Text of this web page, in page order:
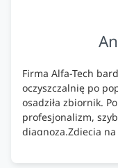
Firma Alfa-Tech
oczyszczalnię po
osadziła zbiornik.
profesjonalizm,
diagnoza.Zdjęcia
doradztwo.Dobrze
Podsumowując